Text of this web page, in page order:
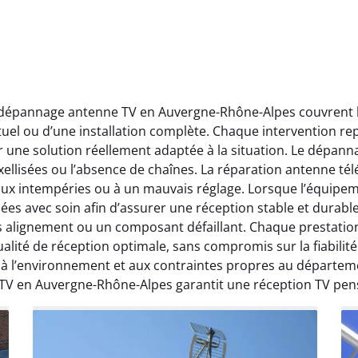
antenne TV en Auvergne-Rhône-Alpes couvrent
ou d’une installation complète. Chaque intervention
une solution réellement adaptée à la situation. Le
ou l’absence de chaînes. La réparation antenne
intempéries ou à un mauvais réglage. Lorsque
avec soin afin d’assurer une réception stable et
ou un composant défaillant. Chaque
de réception optimale, sans compromis sur la
l’environnement et aux contraintes propres au
en Auvergne-Rhône-Alpes garantit une réception TV